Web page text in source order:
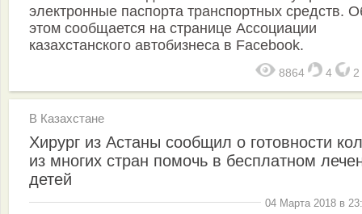
электронные паспорта транспортных средств.
этом сообщается на странице Ассоциации
казахстанского автобизнеса в Facebook.
8864 4 2
В Казахстане
Хирург из Астаны сообщил о готовности
из многих стран помочь в бесплатном
детей
04 Марта 2018 в